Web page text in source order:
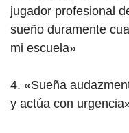
jugador profesional
sueño duramente
mi escuela»
4. «Sueña
y actúa con